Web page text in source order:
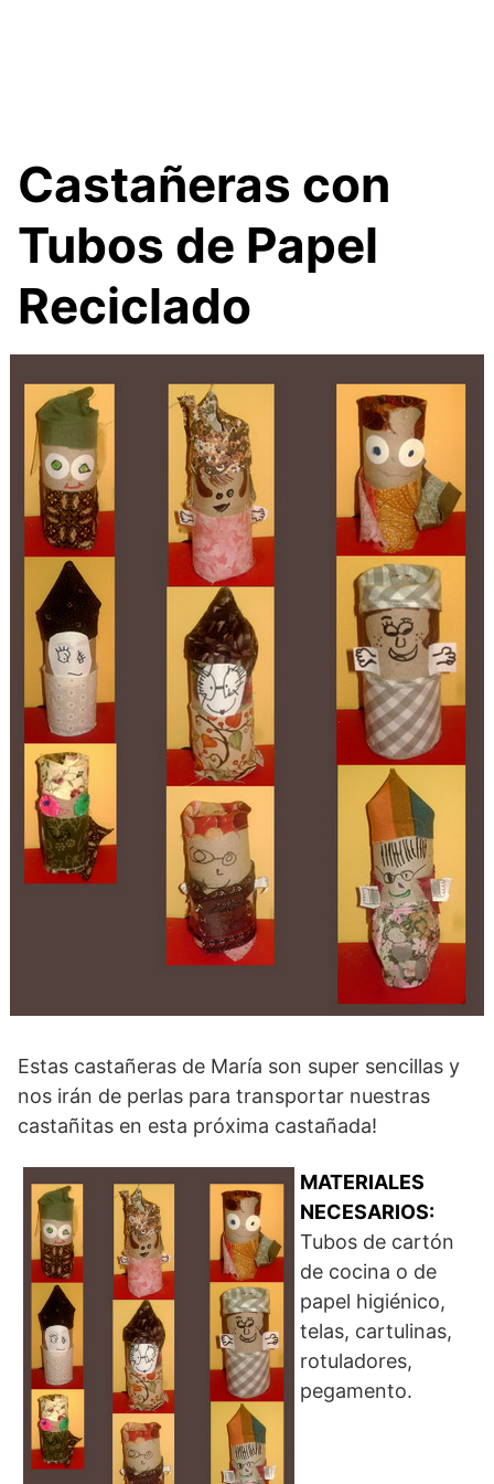
Castañeras con
Tubos de Papel
Reciclado
Estas castañeras de María son super sencillas y
nos irán de perlas para transportar nuestras
castañitas en esta próxima castañada!
MATERIALES
NECESARIOS:
Tubos de cartón
de cocina o de
papel higiénico,
telas, cartulinas,
rotuladores,
pegamento.